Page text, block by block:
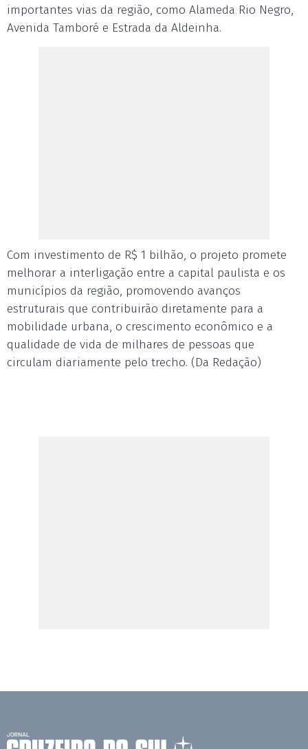
importantes vias da região, como Alameda Rio Negro,
Avenida Tamboré e Estrada da Aldeinha.
Com investimento de R$ 1 bilhão, o projeto promete
melhorar a interligação entre a capital paulista e os
municípios da região, promovendo avanços
estruturais que contribuirão diretamente para a
mobilidade urbana, o crescimento econômico e a
qualidade de vida de milhares de pessoas que
circulam diariamente pelo trecho. (Da Redação)